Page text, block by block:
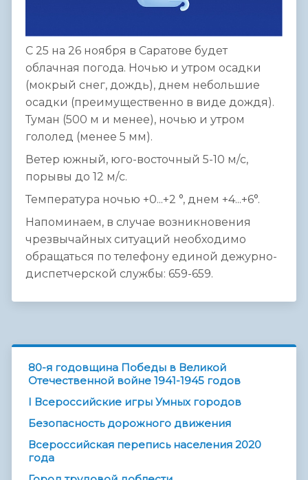
С 25 на 26 ноября в Саратове будет
облачная погода. Ночью и утром осадки
(мокрый снег, дождь), днем небольшие
осадки (преимущественно в виде дождя).
Туман (500 м и менее), ночью и утром
гололед (менее 5 мм).
Ветер южный, юго-восточный 5-10 м/с,
порывы до 12 м/с.
Температура ночью +0...+2 °, днем +4...+6°.
Напоминаем, в случае возникновения
чрезвычайных ситуаций необходимо
обращаться по телефону единой дежурно-
диспетчерской службы: 659-659.
80-я годовщина Победы в Великой
Отечественной войне 1941-1945 годов
I Всероссийские игры Умных городов
Безопасность дорожного движения
Всероссийская перепись населения 2020
года